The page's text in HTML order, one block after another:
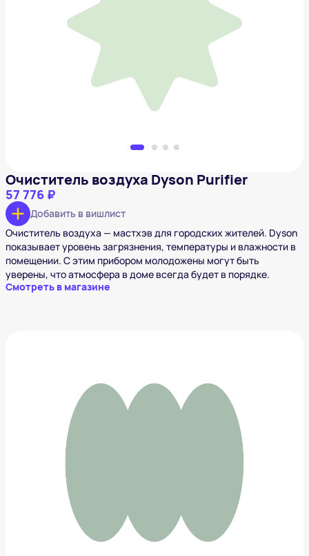
Очиститель воздуха Dyson Purifier
Очиститель воздуха Dyson Purifier
57 776 ₽
Добавить в вишлист
Очиститель воздуха — мастхэв для городских жителей. Dyson
показывает уровень загрязнения, температуры и влажности в
помещении. С этим прибором молодожены могут быть
уверены, что атмосфера в доме всегда будет в порядке.
Смотреть в магазине